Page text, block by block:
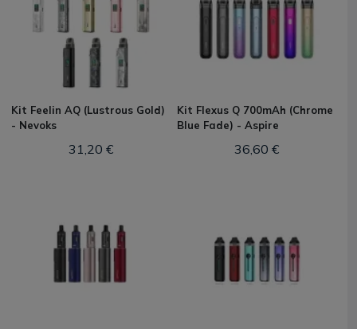
Kit Feelin AQ (Lustrous Gold)
- Nevoks
31,20 €
Kit Flexus Q 700mAh (Chrome
Blue Fade) - Aspire
36,60 €